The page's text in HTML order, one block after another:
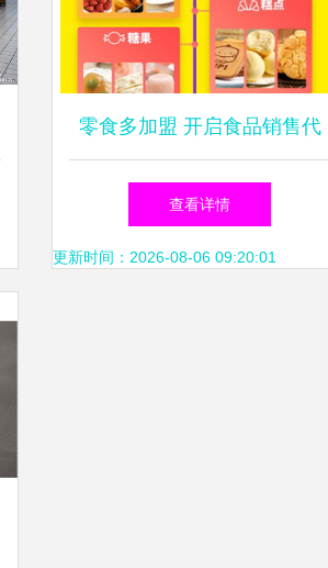
零食多加盟 开启食品销售代
理的财富与口碑双赢之路
查看详情
更新时间：2026-08-06 09:20:01